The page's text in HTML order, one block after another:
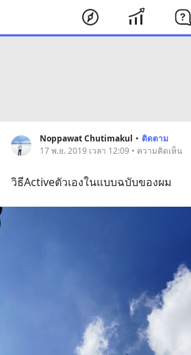
Noppawat Chutimakul • ติดตาม
17 พ.ย. 2019 เวลา 12:09 • ความคิดเห็น
วิธีActiveตัวเองในแบบฉบับของผม